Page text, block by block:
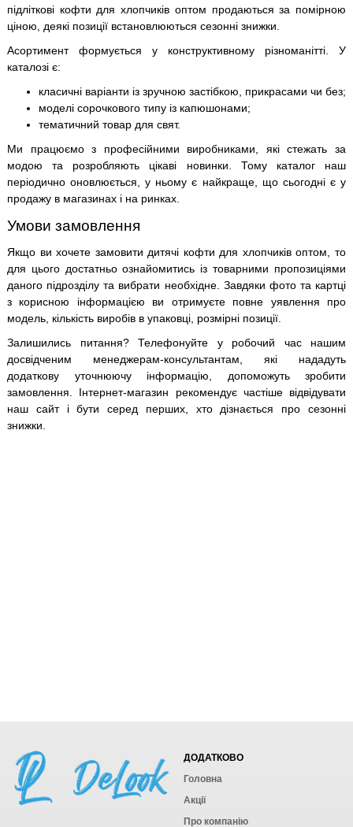
підліткові кофти для хлопчиків оптом продаються за помірною
ціною, деякі позиції встановлюються сезонні знижки.
Асортимент формується у конструктивному різноманітті. У
каталозі є:
класичні варіанти із зручною застібкою, прикрасами чи без;
моделі сорочкового типу із капюшонами;
тематичний товар для свят.
Ми працюємо з професійними виробниками, які стежать за
модою та розробляють цікаві новинки. Тому каталог наш
періодично оновлюється, у ньому є найкраще, що сьогодні є у
продажу в магазинах і на ринках.
Умови замовлення
Якщо ви хочете замовити дитячі кофти для хлопчиків оптом, то
для цього достатньо ознайомитись із товарними пропозиціями
даного підрозділу та вибрати необхідне. Завдяки фото та картці
з корисною інформацією ви отримуєте повне уявлення про
модель, кількість виробів в упаковці, розмірні позиції.
Залишились питання? Телефонуйте у робочий час нашим
досвідченим менеджерам-консультантам, які нададуть
додаткову уточнюючу інформацію, допоможуть зробити
замовлення. Інтернет-магазин рекомендує частіше відвідувати
наш сайт і бути серед перших, хто дізнається про сезонні
знижки.
ДОДАТКОВО
Головна
Акції
Про компанію